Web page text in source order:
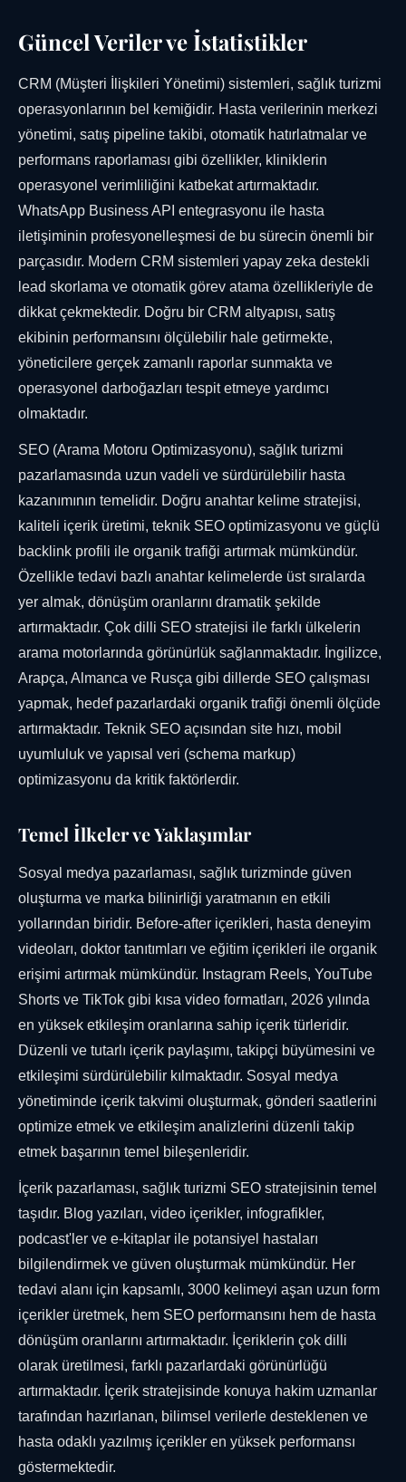
Güncel Veriler ve İstatistikler
CRM (Müşteri İlişkileri Yönetimi) sistemleri, sağlık turizmi
operasyonlarının bel kemiğidir. Hasta verilerinin merkezi
yönetimi, satış pipeline takibi, otomatik hatırlatmalar ve
performans raporlaması gibi özellikler, kliniklerin
operasyonel verimliliğini katbekat artırmaktadır.
WhatsApp Business API entegrasyonu ile hasta
iletişiminin profesyonelleşmesi de bu sürecin önemli bir
parçasıdır. Modern CRM sistemleri yapay zeka destekli
lead skorlama ve otomatik görev atama özellikleriyle de
dikkat çekmektedir. Doğru bir CRM altyapısı, satış
ekibinin performansını ölçülebilir hale getirmekte,
yöneticilere gerçek zamanlı raporlar sunmakta ve
operasyonel darboğazları tespit etmeye yardımcı
olmaktadır.
SEO (Arama Motoru Optimizasyonu), sağlık turizmi
pazarlamasında uzun vadeli ve sürdürülebilir hasta
kazanımının temelidir. Doğru anahtar kelime stratejisi,
kaliteli içerik üretimi, teknik SEO optimizasyonu ve güçlü
backlink profili ile organik trafiği artırmak mümkündür.
Özellikle tedavi bazlı anahtar kelimelerde üst sıralarda
yer almak, dönüşüm oranlarını dramatik şekilde
artırmaktadır. Çok dilli SEO stratejisi ile farklı ülkelerin
arama motorlarında görünürlük sağlanmaktadır. İngilizce,
Arapça, Almanca ve Rusça gibi dillerde SEO çalışması
yapmak, hedef pazarlardaki organik trafiği önemli ölçüde
artırmaktadır. Teknik SEO açısından site hızı, mobil
uyumluluk ve yapısal veri (schema markup)
optimizasyonu da kritik faktörlerdir.
Temel İlkeler ve Yaklaşımlar
Sosyal medya pazarlaması, sağlık turizminde güven
oluşturma ve marka bilinirliği yaratmanın en etkili
yollarından biridir. Before-after içerikleri, hasta deneyim
videoları, doktor tanıtımları ve eğitim içerikleri ile organik
erişimi artırmak mümkündür. Instagram Reels, YouTube
Shorts ve TikTok gibi kısa video formatları, 2026 yılında
en yüksek etkileşim oranlarına sahip içerik türleridir.
Düzenli ve tutarlı içerik paylaşımı, takipçi büyümesini ve
etkileşimi sürdürülebilir kılmaktadır. Sosyal medya
yönetiminde içerik takvimi oluşturmak, gönderi saatlerini
optimize etmek ve etkileşim analizlerini düzenli takip
etmek başarının temel bileşenleridir.
İçerik pazarlaması, sağlık turizmi SEO stratejisinin temel
taşıdır. Blog yazıları, video içerikler, infografikler,
podcast'ler ve e-kitaplar ile potansiyel hastaları
bilgilendirmek ve güven oluşturmak mümkündür. Her
tedavi alanı için kapsamlı, 3000 kelimeyi aşan uzun form
içerikler üretmek, hem SEO performansını hem de hasta
dönüşüm oranlarını artırmaktadır. İçeriklerin çok dilli
olarak üretilmesi, farklı pazarlardaki görünürlüğü
artırmaktadır. İçerik stratejisinde konuya hakim uzmanlar
tarafından hazırlanan, bilimsel verilerle desteklenen ve
hasta odaklı yazılmış içerikler en yüksek performansı
göstermektedir.